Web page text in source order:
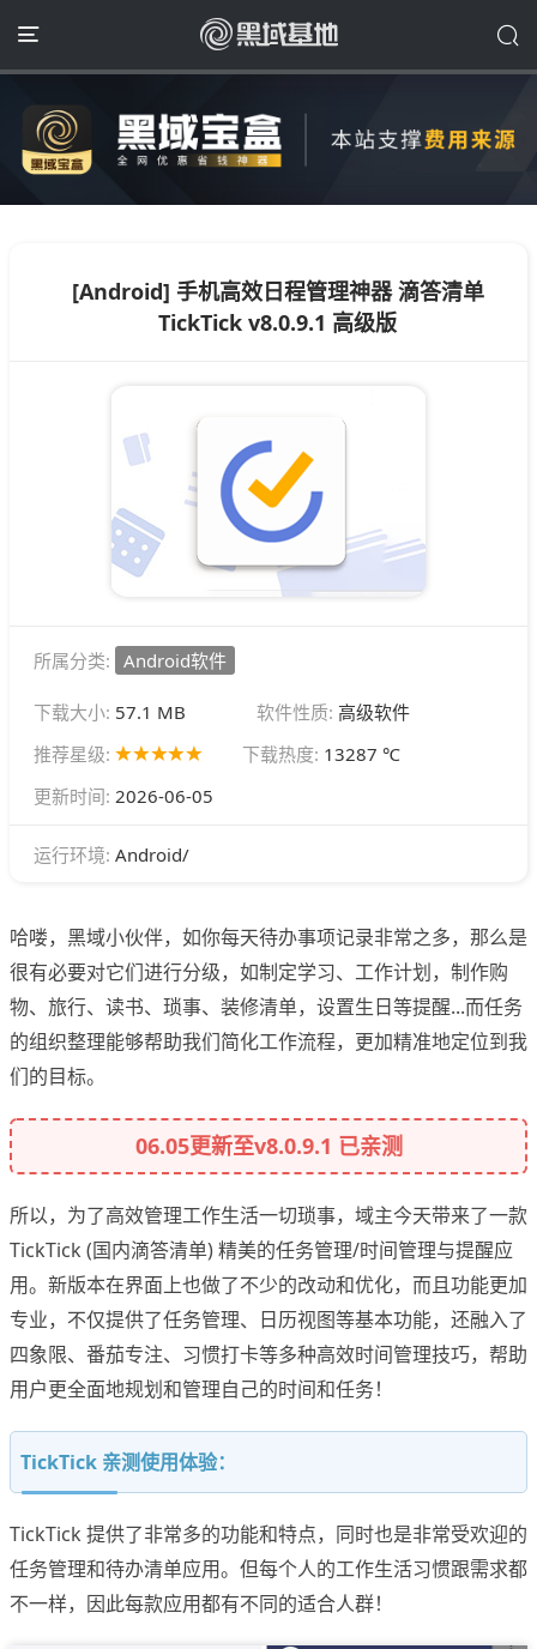
[Android] 手机高效日程管理神器 滴答清单
TickTick v8.0.9.1 高级版
所属分类: Android软件
下载大小: 57.1 MB 软件性质: 高级软件
推荐星级:
下载热度: 13287 ℃
更新时间: 2026-06-05
运行环境: Android/
哈喽，黑域小伙伴，如你每天待办事项记录非常之多，那么是
很有必要对它们进行分级，如制定学习、工作计划，制作购
物、旅行、读书、琐事、装修清单，设置生日等提醒...而任务
的组织整理能够帮助我们简化工作流程，更加精准地定位到我
们的目标。
06.05更新至v8.0.9.1 已亲测
所以，为了高效管理工作生活一切琐事，域主今天带来了一款
TickTick (国内滴答清单) 精美的任务管理/时间管理与提醒应
用。新版本在界面上也做了不少的改动和优化，而且功能更加
专业，不仅提供了任务管理、日历视图等基本功能，还融入了
四象限、番茄专注、习惯打卡等多种高效时间管理技巧，帮助
用户更全面地规划和管理自己的时间和任务！
TickTick 亲测使用体验：
TickTick 提供了非常多的功能和特点，同时也是非常受欢迎的
任务管理和待办清单应用。但每个人的工作生活习惯跟需求都
不一样，因此每款应用都有不同的适合人群！